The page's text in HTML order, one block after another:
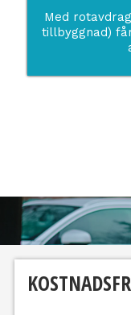
Med
tillbyggnad)